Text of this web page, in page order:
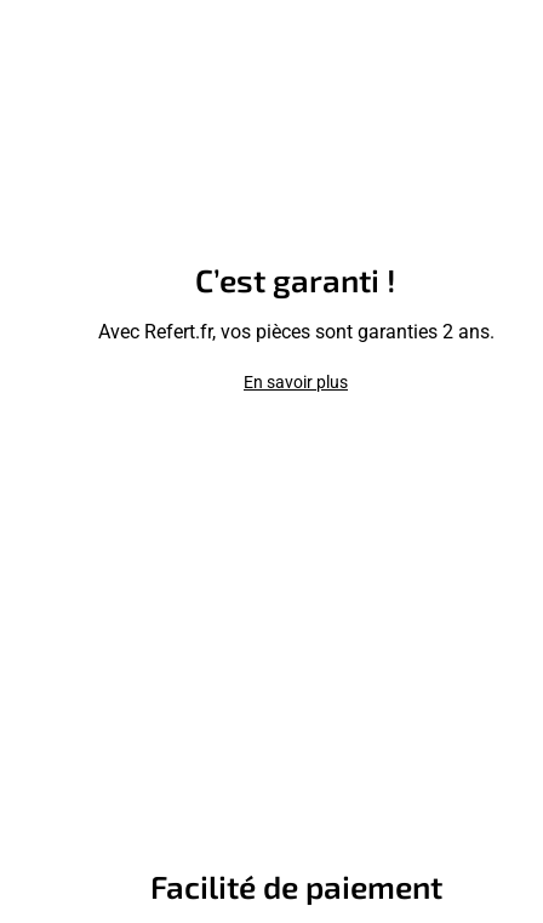
C’est garanti !
Avec Refert.fr, vos pièces sont garanties 2 ans.
En savoir plus
Facilité de paiement